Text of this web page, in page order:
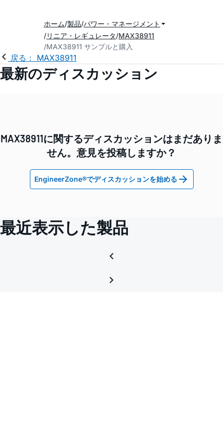
ホーム 製品 パワー・マネージメント
リニア・レギュレータ MAX38911
MAX38911 サンプルと購入
戻る： MAX38911
最新のディスカッション
MAX38911に関するディスカッションはまだありま
せん。意見を投稿しますか？
EngineerZone®でディスカッションを始める
最近表示した製品